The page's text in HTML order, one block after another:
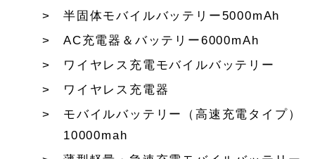
半固体モバイルバッテリー5000mAh
AC充電器＆バッテリー6000mAh
ワイヤレス充電モバイルバッテリー
ワイヤレス充電器
モバイルバッテリー（高速充電タイプ）
10000mah